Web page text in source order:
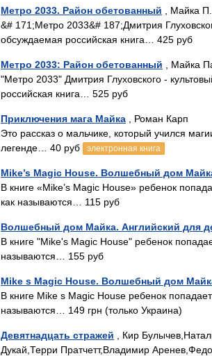
Метро 2033. Район обетованный , Майка
&# 171;Метро 2033&# 187;Дмитрия
обсуждаемая российская книга… 425 руб
Метро 2033: Район обетованный , Майка
"Метро 2033" Дмитрия Глуховского -
российская книга… 525 руб
Приключения мага Майка , Роман Карп
Это рассказ о мальчике, который учился
легенде… 40 руб
электронная книга
Mike’s Magic House. Волшебный дом
В книге «Mike’s Magic House» ребенок
как называются… 115 руб
Волшебный дом Майка. Английский для
В книге "Mike's Magic House" ребенок
называются… 155 руб
Mike s Magic House. Волшебный дом
В книге Mike s Magic House ребенок
называются… 149 грн (только Украина)
Девятнадцать стражей , Кир
Дукай,Терри Пратчетт,Владимир